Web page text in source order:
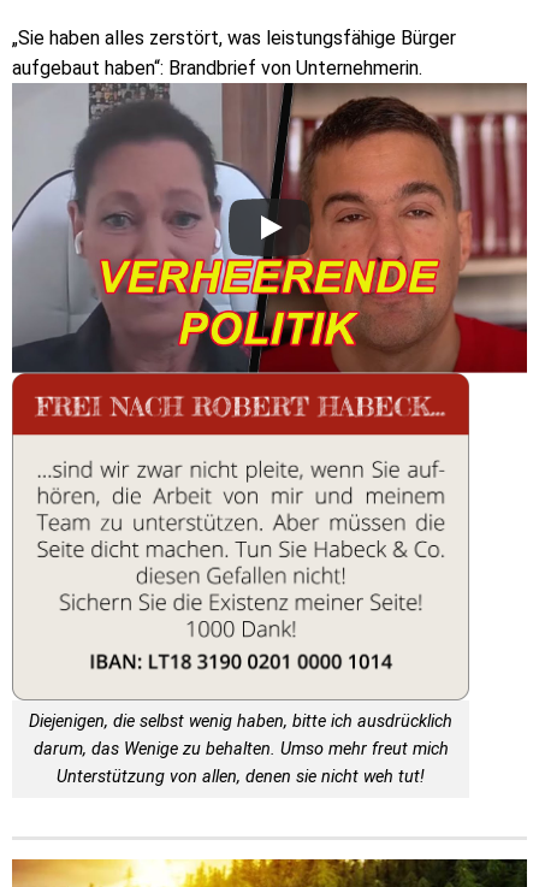
„Sie haben alles zerstört, was leistungsfähige Bürger
aufgebaut haben“: Brandbrief von Unternehmerin.
Diejenigen, die selbst wenig haben, bitte ich ausdrücklich
darum, das Wenige zu behalten. Umso mehr freut mich
Unterstützung von allen, denen sie nicht weh tut!